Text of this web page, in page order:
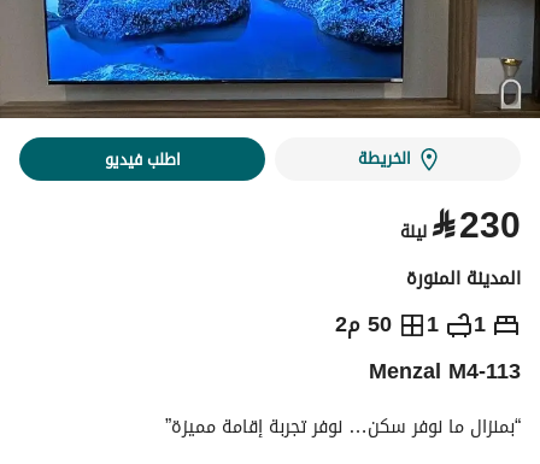
الخريطة اطلب فيديو
⃁230 ليلة
المدينة المنورة
1
1 50 م2 ⃁
230 يومياً
السياحة الاماكن القريبةMenzal M4-113
“بمنزال ما نوفر سكن… نوفر تجربة إقامة مميزة”